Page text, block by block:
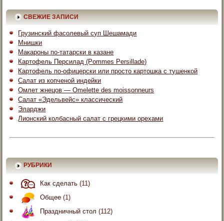
СВЕЖИЕ ЗАПИСИ
Грузинский фасолевый суп Шешамади
Мнишки
Макароны по-татарски в казане
Картофель Персилад (Pommes Persillade)
Картофель по-офицерски или просто картошка с тушенкой
Салат из копченой индейки
Омлет жнецов — Omelette des moissonneurs
Салат «Эдельвейс» классический
Эларджи
Лионский колбасный салат с грецкими орехами
РУБРИКИ
Как сделать (11)
Общее (1)
Праздничный стол (112)